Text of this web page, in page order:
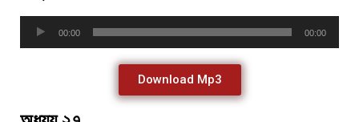
00:00 00:00
Download Mp3